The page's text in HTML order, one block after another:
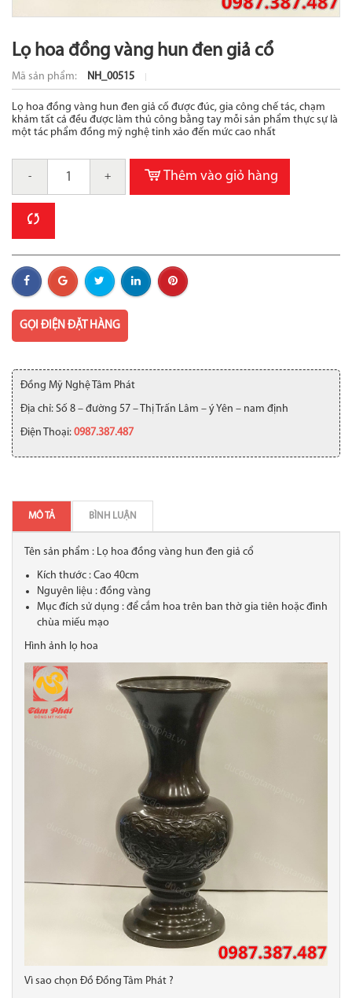
Lọ hoa đồng vàng hun đen giả cổ
Mã sản phẩm: NH_00515
Lọ hoa đồng vàng hun đen giả cổ được đúc, gia công chế tác, chạm
khảm tất cả đều được làm thủ công bằng tay mỗi sản phẩm thực sự là
một tác phẩm đồng mỹ nghệ tinh xảo đến mức cao nhất
- + Thêm vào giỏ hàng
GỌI ĐIỆN ĐẶT HÀNG
Đồng Mỹ Nghệ Tâm Phát
Địa chỉ: Số 8 – đường 57 – Thị Trấn Lâm – ý Yên – nam định
Điện Thoại: 0987.387.487
MÔ TẢ BÌNH LUẬN
Tên sản phẩm : Lọ hoa đồng vàng hun đen giả cổ
Kích thước : Cao 40cm
Nguyên liệu : đồng vàng
Mục đích sử dụng : để cắm hoa trên ban thờ gia tiên hoặc đình
chùa miếu mạo
Hình ảnh lọ hoa
Vì sao chọn Đồ Đồng Tâm Phát ?